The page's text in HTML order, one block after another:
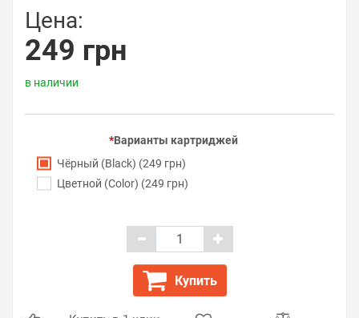
Цена:
249 грн
в наличии
Варианты картриджей
Чёрный (Black) (249 грн)
Цветной (Color) (249 грн)
Купить